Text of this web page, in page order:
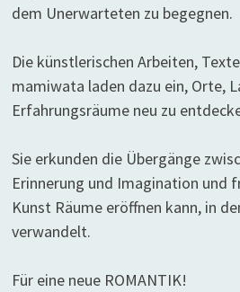
dem Unerwarteten zu begegnen.
Die künstlerischen Arbeiten,
mamiwata laden dazu ein, Orte,
Erfahrungsräume neu zu
Sie erkunden die Übergänge
Erinnerung und Imagination und
Kunst Räume eröffnen kann, in
verwandelt.
Für eine neue ROMANTIK!